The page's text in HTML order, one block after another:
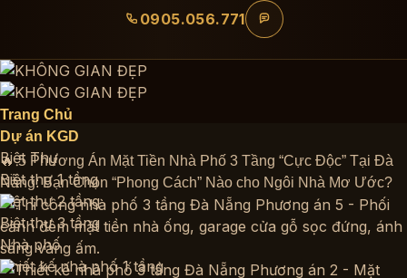
dung
0905.056.771
Trang Chủ
Dự án KGD
Biệt Thự
Biệt thự 1 tầng
Biệt thự 2 tầng
Biệt thự 3 tầng
Nhà phố
Thiết kế nhà phố 1 tầng
🔥 5 Phương Án Mặt Tiền Nhà Phố 3 Tầng “Cực Độc” Tại Đà
Nẵng: Bạn Chọn “Phong Cách” Nào cho Ngôi Nhà Mơ Ước?